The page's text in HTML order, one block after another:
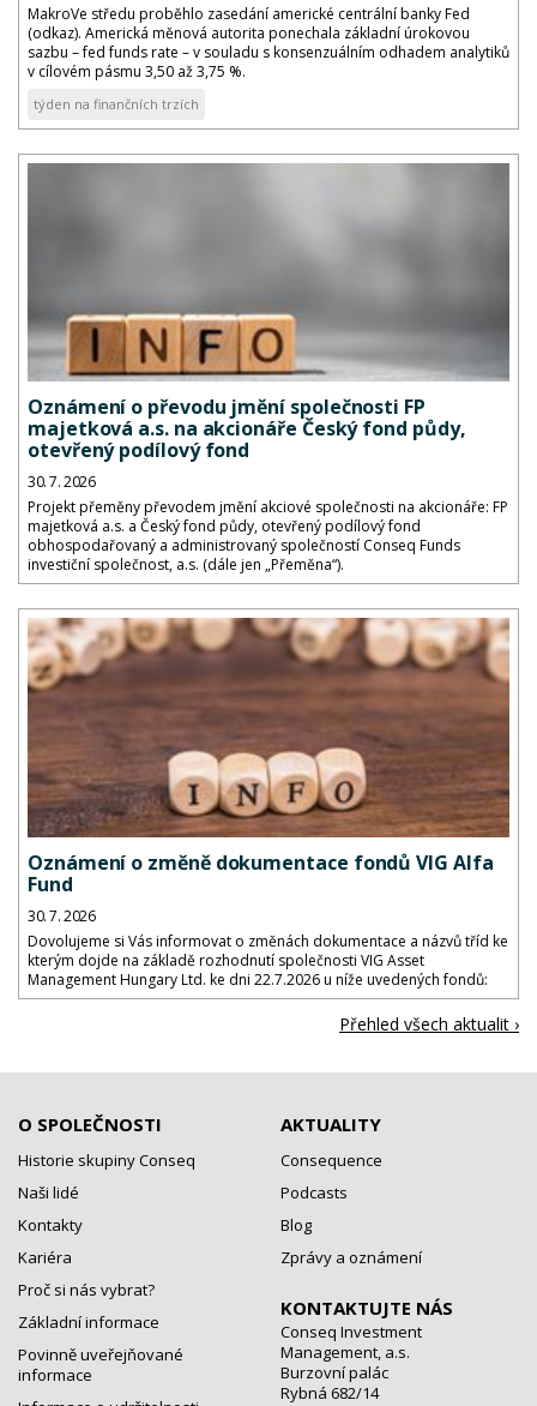
MakroVe středu proběhlo zasedání americké centrální banky Fed
(odkaz). Americká měnová autorita ponechala základní úrokovou
sazbu – fed funds rate – v souladu s konsenzuálním odhadem analytiků
v cílovém pásmu 3,50 až 3,75 %.
týden na finančních trzích
Oznámení o převodu jmění společnosti FP
majetková a.s. na akcionáře Český fond půdy,
otevřený podílový fond
30. 7. 2026
Projekt přeměny převodem jmění akciové společnosti na akcionáře: FP
majetková a.s. a Český fond půdy, otevřený podílový fond
obhospodařovaný a administrovaný společností Conseq Funds
investiční společnost, a.s. (dále jen „Přeměna“).
Oznámení o změně dokumentace fondů VIG Alfa
Fund
30. 7. 2026
Dovolujeme si Vás informovat o změnách dokumentace a názvů tříd ke
kterým dojde na základě rozhodnutí společnosti VIG Asset
Management Hungary Ltd. ke dni 22.7.2026 u níže uvedených fondů:
Přehled všech aktualit ›
O SPOLEČNOSTI
Historie skupiny Conseq
Naši lidé
Kontakty
Kariéra
Proč si nás vybrat?
Základní informace
Povinně uveřejňované
informace
AKTUALITY
Consequence
Podcasts
Blog
Zprávy a oznámení
KONTAKTUJTE NÁS
Conseq Investment
Management, a.s.
Burzovní palác
Rybná 682/14